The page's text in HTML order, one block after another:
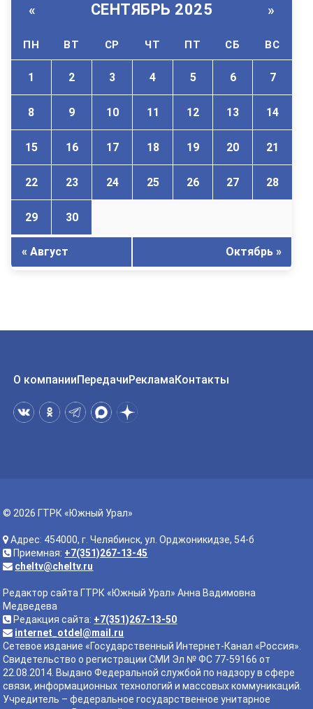
« СЕНТЯБРЬ 2025 »
ПН ВТ СР ЧТ ПТ СБ ВС
1 2 3 4 5 6 7
8 9 10 11 12 13 14
15 16 17 18 19 20 21
22 23 24 25 26 27 28
29 30
« Август Октябрь »
О компанииПередачиРекламаКонтакты
© 2026 ГТРК «Южный Урал»
Адрес: 454000, г. Челябинск, ул. Орджоникидзе, 54-б
Приемная: +7(351)267-13-45
cheltv@cheltv.ru
Редактор сайта ГТРК «Южный Урал» Анна Вадимовна
Медведева
Редакция сайта: +7(351)267-13-50
internet_otdel@mail.ru
Сетевое издание «Государственный Интернет-Канал «Россия».
Свидетельство о регистрации СМИ Эл № ФС 77-59166 от
22.08.2014. Выдано Федеральной службой по надзору в сфере
связи, информационных технологий и массовых коммуникаций.
Учредитель – федеральное государственное унитарное